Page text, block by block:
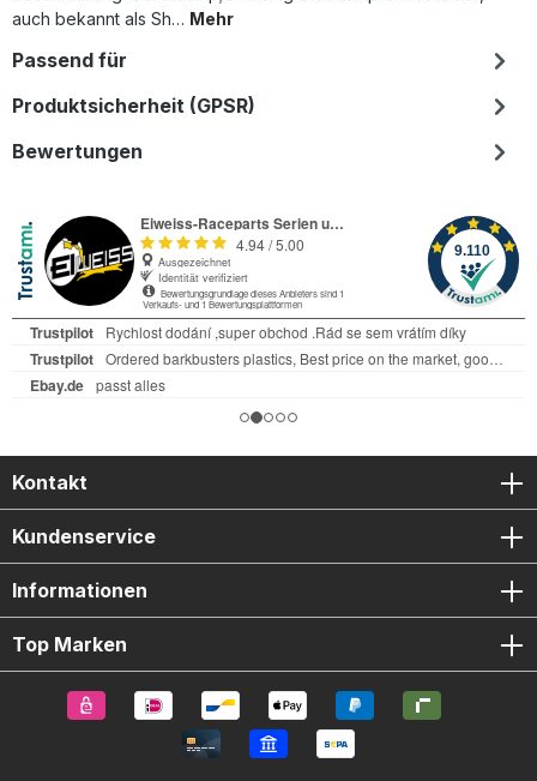
auch bekannt als Sh… Mehr
Passend für
Produktsicherheit (GPSR)
Bewertungen
Kontakt
Kundenservice
Informationen
Top Marken